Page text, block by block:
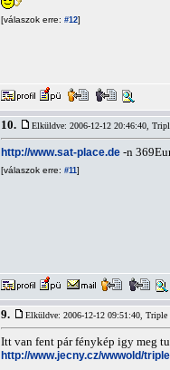
[válaszok erre: #12]
10. Elküldve: 2006-12-12 20:46:40,
http://www.sat-place.de -n
[válaszok erre: #11]
9. Elküldve: 2006-12-12 09:51:40, Triple
Itt van fent pár fénykép igy meg
http://www.jecny.cz/wwwold/